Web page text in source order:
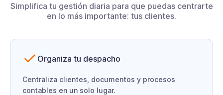
Simplifica tu gestión diaria para que puedas centrarte
en lo más importante: tus clientes.
Organiza tu despacho
Centraliza clientes, documentos y procesos
contables en un solo lugar.